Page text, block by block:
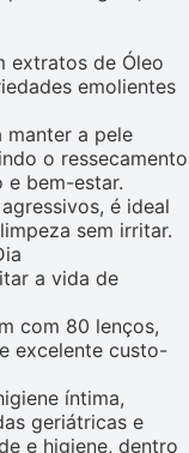
extratos de Óleo
emolientes
manter a pele
o ressecamento
e bem-estar.
é ideal
sem irritar.
a vida de
com 80 lenços,
excelente custo-
íntima,
geriátricas e
e higiene, dentro